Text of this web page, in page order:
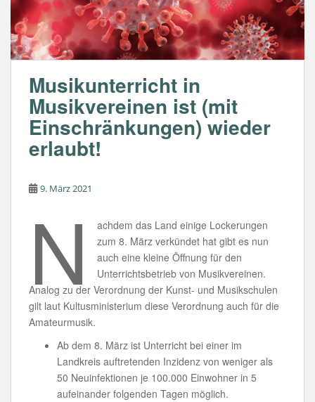
Musikunterricht in
Musikvereinen ist (mit
Einschränkungen) wieder
erlaubt!
9. März 2021
N
achdem das Land einige Lockerungen
zum 8. März verkündet hat gibt es nun
auch eine kleine Öffnung für den
Unterrichtsbetrieb von Musikvereinen.
Analog zu der Verordnung der Kunst- und Musikschulen
gilt laut Kultusministerium diese Verordnung auch für die
Amateurmusik.
Ab dem 8. März ist Unterricht bei einer im
Landkreis auftretenden Inzidenz von weniger als
50 Neuinfektionen je 100.000 Einwohner in 5
aufeinander folgenden Tagen möglich.